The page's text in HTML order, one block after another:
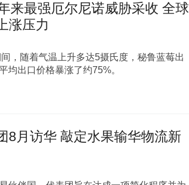
来最强厄尔尼诺威胁采收 全球
涨压力
，随着气温上升多达5摄氏度，秘鲁蓝莓出
均出口价格暴涨了约75%。
8月访华 敲定水果输华物流新